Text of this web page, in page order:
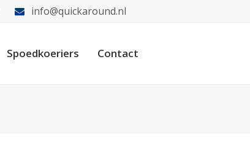
info@quickaround.nl
Spoedkoeriers Contact